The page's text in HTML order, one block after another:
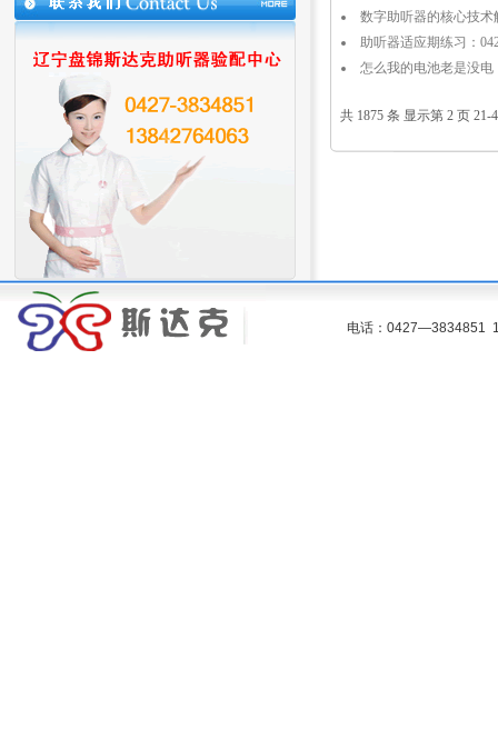
数字助听器的核心技术
助听器适应期练习：
怎么我的电池老是没电
共 1875 条 显示第 2 页 21-
电话：0427—3834851